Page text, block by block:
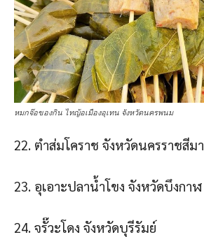
หมกจ๊อของกิน ไทญ้อเมืองอุเทน จังหวัดนครพนม
22. ตําส่มโคราช จังหวัดนครราชสีมา
23. อุเอาะปลาน้ําโขง จังหวัดบึงกาฬ
24. จรั๊วะโดง จังหวัดบุรีรัมย์